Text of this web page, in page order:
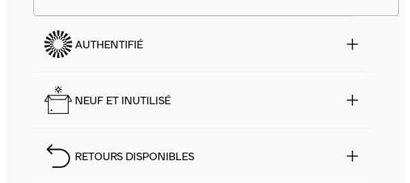
AUTHENTIFIÉ
NEUF ET INUTILISÉ
RETOURS DISPONIBLES